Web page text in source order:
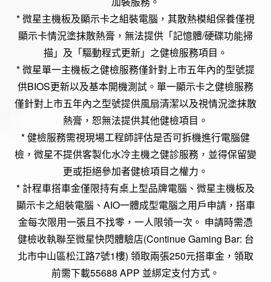
* 微星主機板及顯示卡之組裝電腦，其散熱模組保養僅視
顯示卡情況塗抹散熱膏，無法提供「記憶體/硬碟功能掃
描」及「驅動程式更新」之健檢服務項目。
* 微星單一主機板之健檢服務僅針對上市五年內的型號提
供BIOS更新以及基本開機測試。單一顯示卡之健檢服務
僅針對上市五年內之型號提供風扇清潔以及視情況塗抹散
熱膏，恕無法提供其他健檢項目。
* 健檢服務需視現場工程師評估是否可拆機進行電腦健
檢，微星不提供客製化水冷主機之健診服務，並得保留變
更或拒絕參加者健檢項目之權力。
* 計程車搭車金僅限持有桌上型品牌電腦、微星主機板及
顯示卡之組裝電腦、AIO一體成型電腦之用戶申請，搭車
金每次限用一張且不找零，一人限領一次。 申請時需憑
健檢收執聯至微星快閃體驗店(Continue Gaming Bar: 台
北市中山區松江路7號1樓) 領取兩張250元搭車金，領取
前需下載55688 APP 並綁定支付方式。